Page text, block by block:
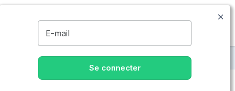
09.77.55.73.00
Les Templitudes A Bordeaux
E-mail
Se connecter